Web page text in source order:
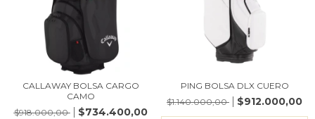
CALLAWAY BOLSA CARGO
CAMO
$918.000,00
$734.400,00
PING BOLSA DLX CUERO
$1.140.000,00
$912.000,00